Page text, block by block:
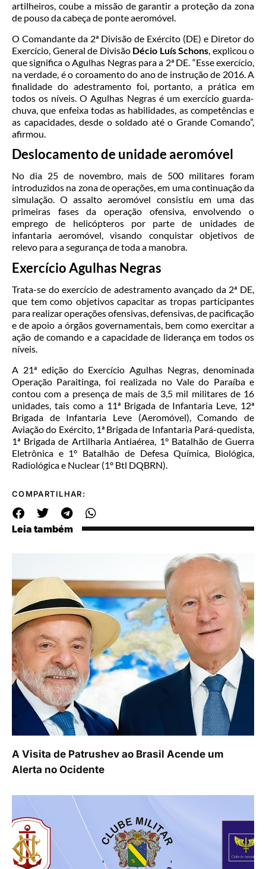
artilheiros, coube a missão de garantir a proteção da zona
de pouso da cabeça de ponte aeromóvel.
O Comandante da 2ª Divisão de Exército (DE) e Diretor do
Exercício, General de Divisão Décio Luís Schons , explicou o
que significa o Agulhas Negras para a 2ª DE. “Esse exercício,
na verdade, é o coroamento do ano de instrução de 2016. A
finalidade do adestramento foi, portanto, a prática em
todos os níveis. O Agulhas Negras é um exercício guarda-
chuva, que enfeixa todas as habilidades, as competências e
as capacidades, desde o soldado até o Grande Comando”,
afirmou.
Deslocamento de unidade aeromóvel
No dia 25 de novembro, mais de 500 militares foram
introduzidos na zona de operações, em uma continuação da
simulação. O assalto aeromóvel consistiu em uma das
primeiras fases da operação ofensiva, envolvendo o
emprego de helicópteros por parte de unidades de
infantaria aeromóvel, visando conquistar objetivos de
relevo para a segurança de toda a manobra.
Exercício Agulhas Negras
Trata-se do exercício de adestramento avançado da 2ª DE,
que tem como objetivos capacitar as tropas participantes
para realizar operações ofensivas, defensivas, de pacificação
e de apoio a órgãos governamentais, bem como exercitar a
ação de comando e a capacidade de liderança em todos os
níveis.
A 21ª edição do Exercício Agulhas Negras, denominada
Operação Paraitinga, foi realizada no Vale do Paraíba e
contou com a presença de mais de 3,5 mil militares de 16
unidades, tais como a 11ª Brigada de Infantaria Leve, 12ª
Brigada de Infantaria Leve (Aeromóvel), Comando de
Aviação do Exército, 1ª Brigada de Infantaria Pará-quedista,
1ª Brigada de Artilharia Antiaérea, 1° Batalhão de Guerra
Eletrônica e 1° Batalhão de Defesa Química, Biológica,
Radiológica e Nuclear (1º Btl DQBRN).
COMPARTILHAR:
Leia também
A Visita de Patrushev ao Brasil Acende um
Alerta no Ocidente